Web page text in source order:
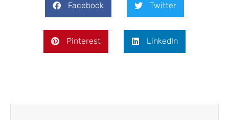
Facebook Twitter
Pinterest LinkedIn